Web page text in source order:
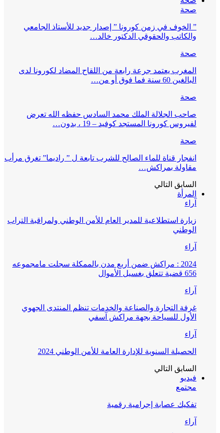
صحة
” الخوف في زمن كورونا ” إصدار جديد للأستاذ الجامعي
والكاتب والحقوقي الدكتور خالد…
صحة
المغرب يعتمد جرعة رابعة من اللقاح المضاد لكورونا لدى
البالغين 60 سنة فما فوق أو من…
صحة
صاحب الجلالة الملك محمد السادس حفظه الله تعرض
لفيروس كورونا المستجد كوفيد – 19 ، بدون…
صحة
انفجار قناة للماء الصالح للشرب تابعة ل ” راديما” تغرق مرأب
مقاولة بمراكش…
السابق التالي
المرأة
آراء
زيارة استطلاعية للمدير العام للأمن الوطني ولمراقبة التراب
الوطني
آراء
2024 : مراكش ضمن أربع مدن بالممكلة سجلت مامجموعه
656 قضية تتعلق بغسيل الأموال
آراء
غرفة التجارة والصناعة والخدمات تنظم المنتدى الجهوي
الأول للسياحة بجهة مراكش آسفي
آراء
الحصيلة السنوية للإدارة العامة للأمن الوطني 2024
السابق التالي
فيديو
مجتمع
تفكيك عصابة إجرامية رقمية
آراء